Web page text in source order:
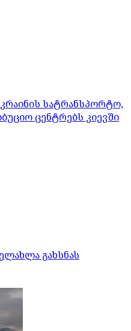
სატრანსპორტო,
ცენტრებს კიევში
გახსნას